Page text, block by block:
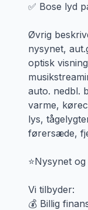
✅ Bose lyd
Øvrig
nysynet,
optisk
auto. nedbl.
varme,
lys,
førersæde,
⭐Nysynet
Vi tilbyder:
💰 Billig